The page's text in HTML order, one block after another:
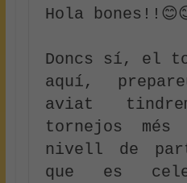
Hola
Doncs sí, el
aquí,
aviat
tornejos més
nivell de
que es